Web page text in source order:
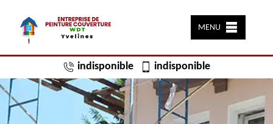
MENU
indisponible indisponible